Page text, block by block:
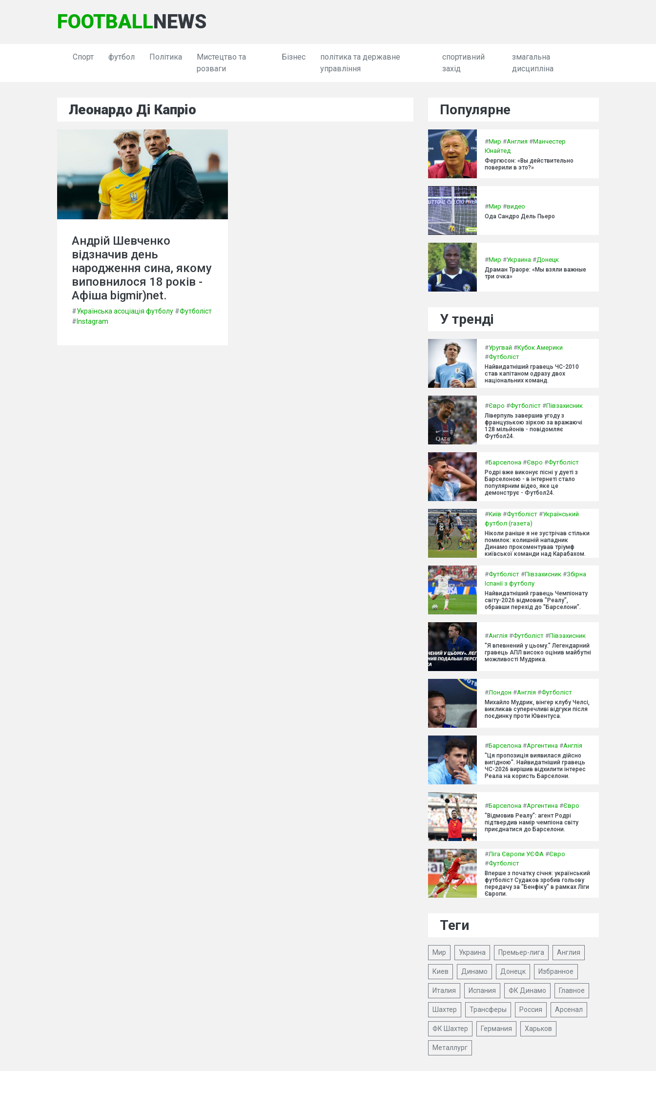
FOOTBALLNEWS
Спорт футбол Політика
Мистецтво та
розваги
Бізнес
політика та державне
управління
спортивний
захід
змагальна
дисципліна
Леонардо Ді Капріо
Андрій Шевченко
відзначив день
народження сина, якому
виповнилося 18 років -
Афіша bigmir)net.
#Українська асоціація футболу #Футболіст
# Instagram
Популярне
#Мир #Англия #Манчестер
Юнайтед
Фергюсон: «Вы действительно
поверили в это?»
#Мир #видео
Ода Сандро Дель Пьеро
#Мир #Украина #Донецк
Драман Траоре: «Мы взяли важные
три очка»
У тренді
#Уругвай #Кубок Америки
#Футболіст
Найвидатніший гравець ЧС-2010
став капітаном одразу двох
національних команд.
#Євро #Футболіст #Півзахисник
Ліверпуль завершив угоду з
французькою зіркою за вражаючі
128 мільйонів - повідомляє
Футбол24.
#Барселона #Євро #Футболіст
Родрі вже виконує пісні у дуеті з
Барселоною - в інтернеті стало
популярним відео, яке це
демонструє - Футбол24.
#Київ #Футболіст #Український
футбол (газета)
Ніколи раніше я не зустрічав стільки
помилок: колишній нападник
Динамо прокоментував тріумф
київської команди над Карабахом.
#Футболіст #Півзахисник #Збірна
Іспанії з футболу
Найвидатніший гравець Чемпіонату
світу-2026 відмовив "Реалу",
обравши перехід до "Барселони".
#Англія #Футболіст #Півзахисник
"Я впевнений у цьому." Легендарний
гравець АПЛ високо оцінив майбутні
можливості Мудрика.
#Лондон #Англія #Футболіст
Михайло Мудрик, вінгер клубу Челсі,
викликав суперечливі відгуки після
поєдинку проти Ювентуса.
#Барселона #Аргентина #Англія
"Ця пропозиція виявилася дійсно
вигідною". Найвидатніший гравець
ЧС-2026 вирішив відхилити інтерес
Реала на користь Барселони.
#Барселона #Аргентина #Євро
"Відмовив Реалу": агент Родрі
підтвердив намір чемпіона світу
приєднатися до Барселони.
#Ліга Європи УЄФА #Євро
#Футболіст
Вперше з початку січня: український
футболіст Судаков зробив гольову
передачу за "Бенфіку" в рамках Ліги
Європи.
Теги
Мир Украина Премьер-лига Англия
Киев Динамо Донецк Избранное
Италия Испания ФК Динамо Главное
Шахтер Трансферы Россия Арсенал
ФК Шахтер Германия Харьков
Металлург